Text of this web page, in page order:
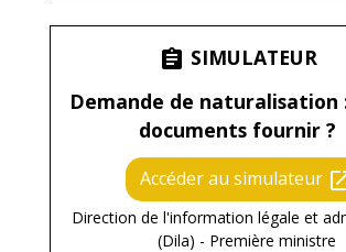
assignment SIMULATEUR
Demande de naturalisation
documents fournir ?
Accéder au simulateur
Direction de l'information légale et
(Dila) - Première ministre